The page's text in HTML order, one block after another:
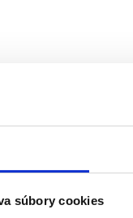
súbory cookies